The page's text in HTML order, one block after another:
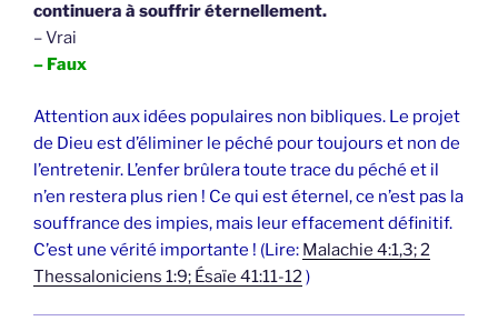
continuera à souffrir éternellement.
– Vrai
– Faux
Attention aux idées populaires non bibliques. Le projet
de Dieu est d’éliminer le péché pour toujours et non de
l’entretenir. L’enfer brûlera toute trace du péché et il
n’en restera plus rien ! Ce qui est éternel, ce n’est pas la
souffrance des impies, mais leur effacement définitif.
C’est une vérité importante ! (Lire: Malachie 4:1,3; 2
Thessaloniciens 1:9; Ésaïe 41:11-12 )